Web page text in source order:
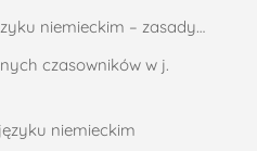
niemieckim – zasady…
czasowników w j.
niemieckim